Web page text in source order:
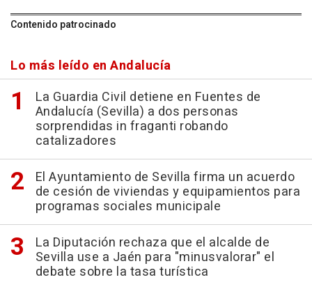
Contenido patrocinado
Lo más leído en Andalucía
La Guardia Civil detiene en Fuentes de
Andalucía (Sevilla) a dos personas
sorprendidas in fraganti robando
catalizadores
El Ayuntamiento de Sevilla firma un acuerdo
de cesión de viviendas y equipamientos para
programas sociales municipale
La Diputación rechaza que el alcalde de
Sevilla use a Jaén para "minusvalorar" el
debate sobre la tasa turística